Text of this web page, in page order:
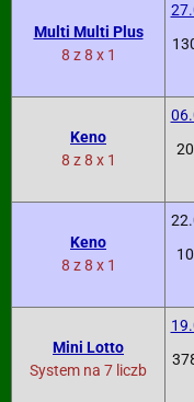
Multi Multi Plus
8 z 8 x 1
Keno
8 z 8 x 1
Keno
8 z 8 x 1
Mini Lotto
System na 7 liczb